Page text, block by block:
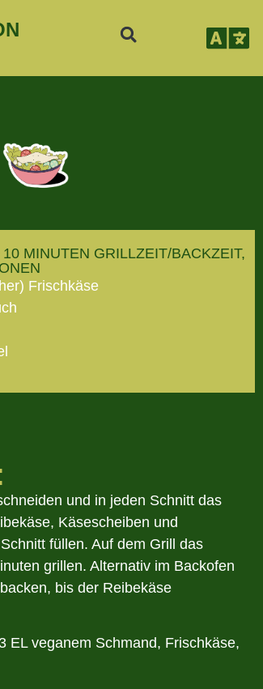
MINUTEN GRILLZEIT/BACKZEIT,
Frischkäse
und in jeden Schnitt das
Käsescheiben und
füllen. Auf dem Grill das
grillen. Alternativ im Backofen
bis der Reibekäse
EL veganem Schmand, Frischkäse,